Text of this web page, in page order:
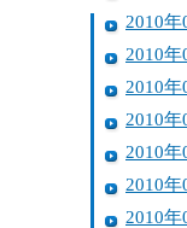
2010年
2010年
2010年
2010年
2010年
2010年
2010年